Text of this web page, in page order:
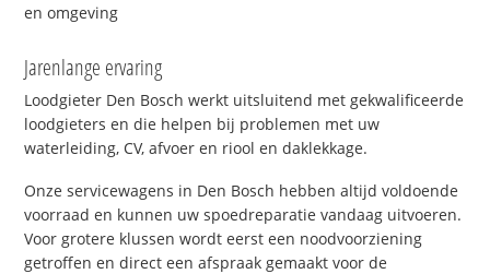
en omgeving
Jarenlange ervaring
Loodgieter Den Bosch werkt uitsluitend met gekwalificeerde
loodgieters en die helpen bij problemen met uw
waterleiding, CV, afvoer en riool en daklekkage.
Onze servicewagens in Den Bosch hebben altijd voldoende
voorraad en kunnen uw spoedreparatie vandaag uitvoeren.
Voor grotere klussen wordt eerst een noodvoorziening
getroffen en direct een afspraak gemaakt voor de